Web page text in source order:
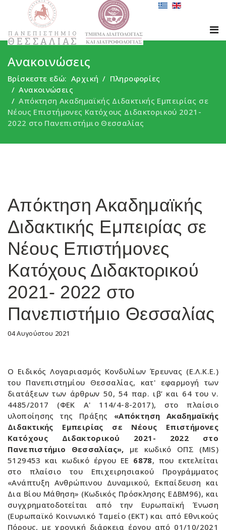
Ανακοινώσεις
Βρίσκεστε εδώ: Αρχική
Πληροφορίες
Ανακοινώσεις
Απόκτηση Ακαδημαϊκής Διδακτικής Εμπειρίας σε
Νέους Επιστήμονες Κατόχους Διδακτορικού 2021-
2022 στο Πανεπιστήμιο Θεσσαλίας
Απόκτηση Ακαδημαϊκής
Διδακτικής Εμπειρίας σε
Νέους Επιστήμονες
Κατόχους Διδακτορικού
2021- 2022 στο
Πανεπιστήμιο Θεσσαλίας
04 Αυγούστου 2021
O Ειδικός Λογαριασμός Κονδυλίων Έρευνας (Ε.Λ.Κ.Ε.)
του Πανεπιστημίου Θεσσαλίας, κατ' εφαρμογή των
διατάξεων των άρθρων 50, 54 παρ. ιβ’ και 64 του ν.
4485/2017 (ΦΕΚ Α' 114/4-8-2017), στο πλαίσιο
υλοποίησης της Πράξης «Απόκτηση Ακαδημαϊκής
Διδακτικής Εμπειρίας σε Νέους Επιστήμονες
Κατόχους Διδακτορικού 2021- 2022 στο
Πανεπιστήμιο Θεσσαλίας», με κωδικό ΟΠΣ (MIS)
5129453 και κωδικό έργου ΕΕ 6878, που εκτελείται
στο πλαίσιο του Επιχειρησιακού Προγράμματος
«Ανάπτυξη Ανθρώπινου Δυναμικού, Εκπαίδευση και
Δια Βίου Μάθηση» (Κωδικός Πρόσκλησης ΕΔΒΜ96), και
συγχρηματοδοτείται από την Ευρωπαϊκή Ένωση
(Ευρωπαϊκό Κοινωνικό Ταμείο (ΕΚΤ) και από Εθνικούς
Πόρους, με χρονική διάρκεια έργου από 01/10/2021